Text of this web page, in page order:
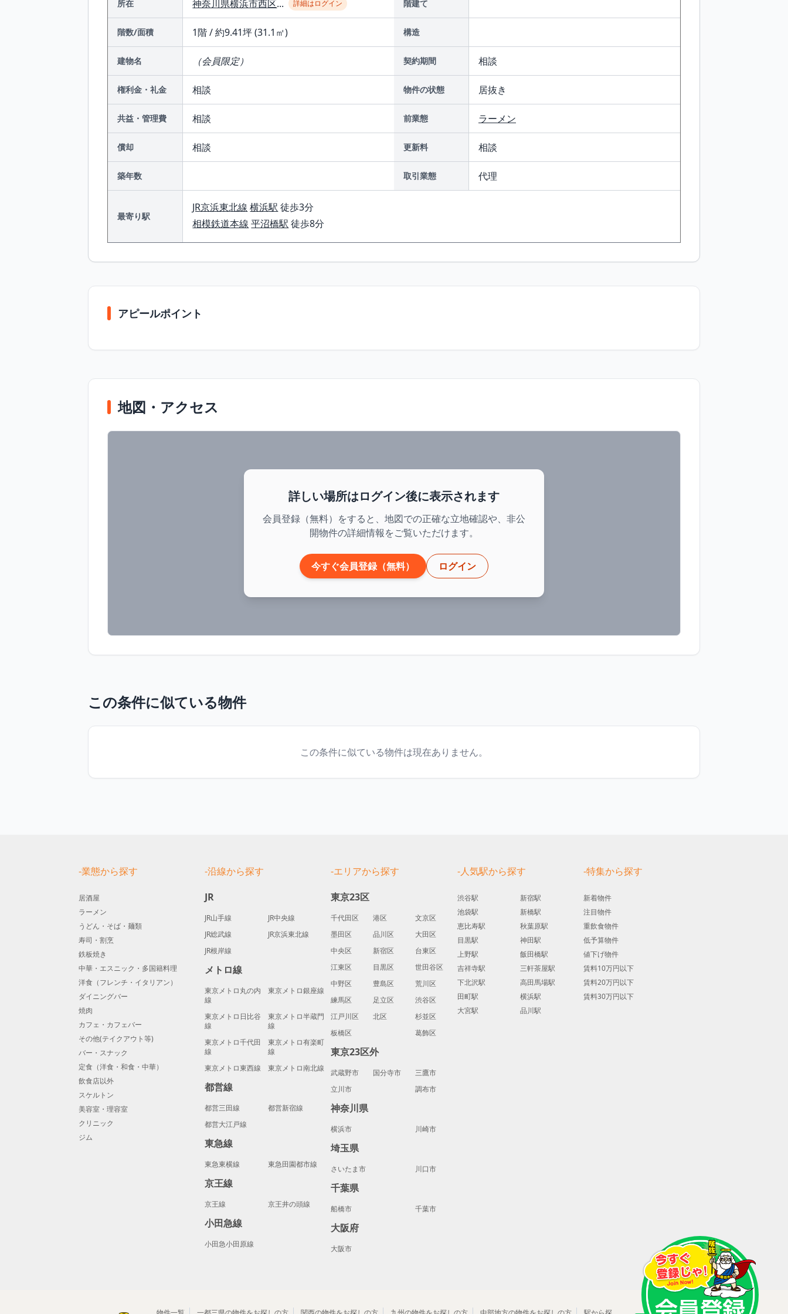
所在 神奈川県横浜市西区... 詳細はログイン 階建て
階数/面積 1階 / 約9.41坪 (31.1㎡) 構造
建物名 （会員限定） 契約期間 相談
権利金・礼金 相談 物件の状態 居抜き
共益・管理費 相談 前業態 ラーメン
償却 相談 更新料 相談
築年数 取引業態 代理
最寄り駅
JR京浜東北線 横浜駅 徒歩3分
相模鉄道本線 平沼橋駅 徒歩8分
アピールポイント
地図・アクセス
詳しい場所はログイン後に表示されます
会員登録（無料）をすると、地図での正確な立地確認や、非公
開物件の詳細情報をご覧いただけます。
今すぐ会員登録（無料） ログイン
この条件に似ている物件
この条件に似ている物件は現在ありません。
-業態から探す
居酒屋
ラーメン
うどん・そば・麺類
寿司・割烹
鉄板焼き
中華・エスニック・多国籍料理
洋食（フレンチ・イタリアン）
ダイニングバー
焼肉
カフェ・カフェバー
その他(テイクアウト等)
バー・スナック
定食（洋食・和食・中華）
飲食店以外
スケルトン
美容室・理容室
クリニック
ジム
-沿線から探す
JR
JR山手線
JR中央線
JR総武線
JR京浜東北線
JR根岸線
メトロ線
東京メトロ丸の内
線
東京メトロ銀座線
東京メトロ日比谷
線
東京メトロ半蔵門
線
東京メトロ千代田
線
東京メトロ有楽町
線
東京メトロ東西線
東京メトロ南北線
都営線
都営三田線
都営新宿線
都営大江戸線
東急線
東急東横線 東急田園都市線
京王線
京王線 京王井の頭線
小田急線
小田急小田原線
-エリアから探す
東京23区
千代田区 港区
文京区
墨田区
品川区
大田区
中央区
新宿区
台東区
江東区
目黒区
世田谷区
中野区
豊島区
荒川区
練馬区
足立区
渋谷区
江戸川区
北区
杉並区
板橋区
葛飾区
東京23区外
武蔵野市 国分寺市
三鷹市
立川市
調布市
神奈川県
横浜市 川崎市
埼玉県
さいたま市 川口市
千葉県
船橋市 千葉市
大阪府
大阪市
-人気駅から探す
渋谷駅
新宿駅
池袋駅
新橋駅
恵比寿駅
秋葉原駅
目黒駅
神田駅
上野駅
飯田橋駅
吉祥寺駅
三軒茶屋駅
下北沢駅
高田馬場駅
田町駅
横浜駅
大宮駅
品川駅
-特集から探す
新着物件
注目物件
重飲食物件
低予算物件
値下げ物件
賃料10万円以下
賃料20万円以下
賃料30万円以下